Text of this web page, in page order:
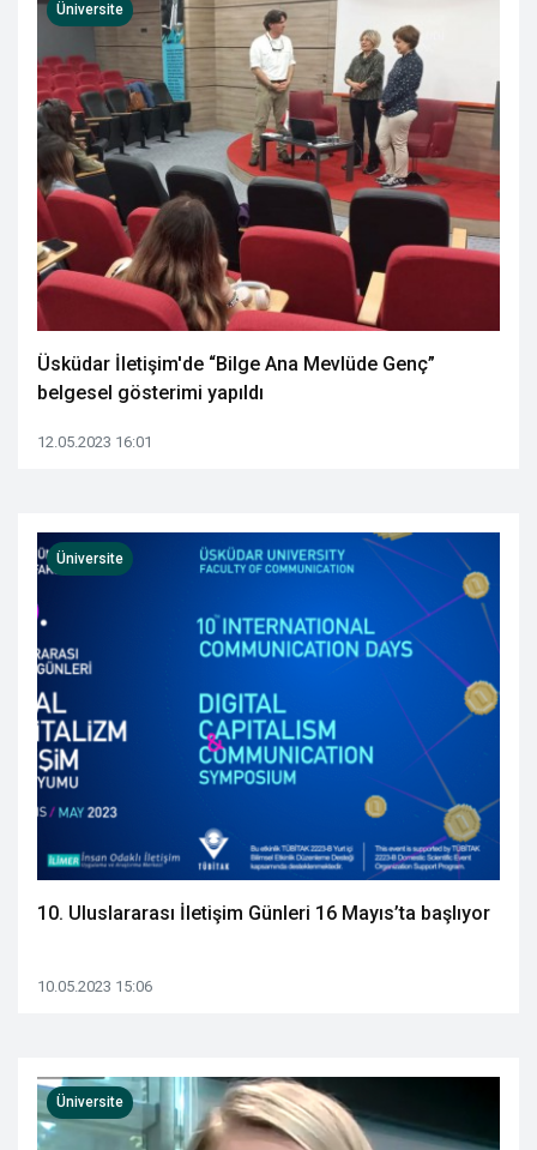
Üsküdar İletişim'de “Bilge Ana Mevlüde Genç”
belgesel gösterimi yapıldı
12.05.2023 16:01
Üniversite
10. Uluslararası İletişim Günleri 16 Mayıs’ta başlıyor
10.05.2023 15:06
Üniversite
Üniversite